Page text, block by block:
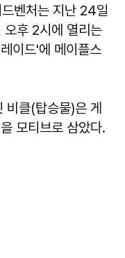
벤처는 지난 24일
오후 2시에 열리는
이드'에 메이플스
비클(탑승물)은 게
모티브로 삼았다.